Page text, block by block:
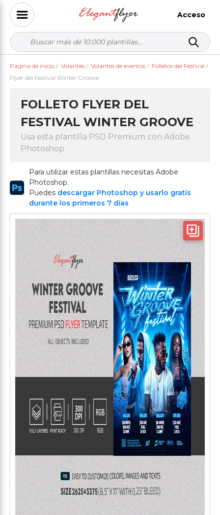
Acceso
Página de inicio / Volantes / Volantes de eventos / Folletos del Festival /
Flyer del Festival Winter Groove
FOLLETO FLYER DEL
FESTIVAL WINTER GROOVE
Usa esta plantilla PSD Premium con Adobe
Photoshop
Para utilizar estas plantillas necesitas Adobe
Photoshop.
Puedes descargar Photoshop y usarlo gratis
durante los primeros 7 días